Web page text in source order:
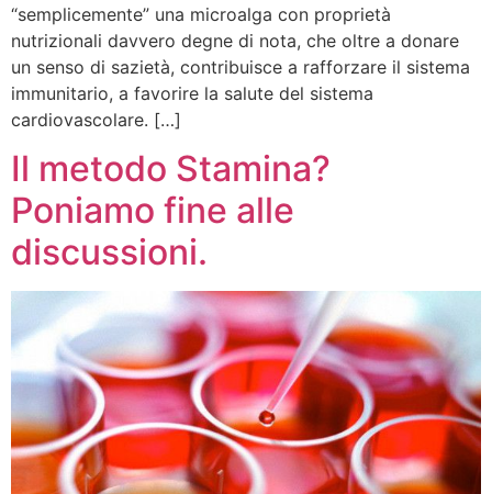
“semplicemente” una microalga con proprietà
nutrizionali davvero degne di nota, che oltre a donare
un senso di sazietà, contribuisce a rafforzare il sistema
immunitario, a favorire la salute del sistema
cardiovascolare. […]
Il metodo Stamina?
Poniamo fine alle
discussioni.